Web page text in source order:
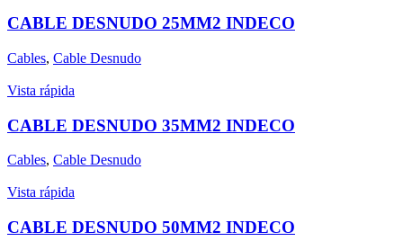
CABLE DESNUDO 25MM2 INDECO
Cables, Cable Desnudo
Vista rápida
CABLE DESNUDO 35MM2 INDECO
Cables, Cable Desnudo
Vista rápida
CABLE DESNUDO 50MM2 INDECO